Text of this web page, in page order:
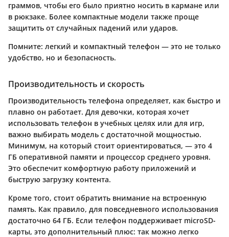
граммов, чтобы его было приятно носить в кармане или
в рюкзаке. Более компактные модели также проще
защитить от случайных падений или ударов.
Помните: легкий и компактный телефон — это не только
удобство, но и безопасность.
Производительность и скорость
Производительность телефона определяет, как быстро и
плавно он работает. Для девочки, которая хочет
использовать телефон в учебных целях или для игр,
важно выбирать модель с достаточной мощностью.
Минимум, на который стоит ориентироваться, — это 4
ГБ оперативной памяти и процессор среднего уровня.
Это обеспечит комфортную работу приложений и
быструю загрузку контента.
Кроме того, стоит обратить внимание на встроенную
память. Как правило, для повседневного использования
достаточно 64 ГБ. Если телефон поддерживает microSD-
карты, это дополнительный плюс: так можно легко